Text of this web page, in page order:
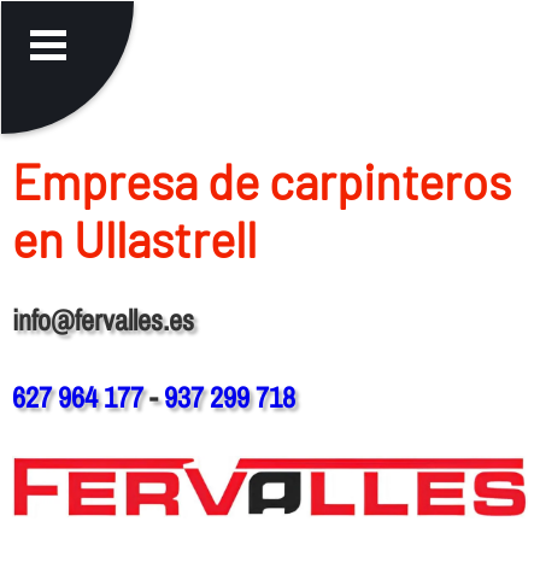
Empresa de carpinteros
en Ullastrell
info@fervalles.es
627 964 177-937 299 718